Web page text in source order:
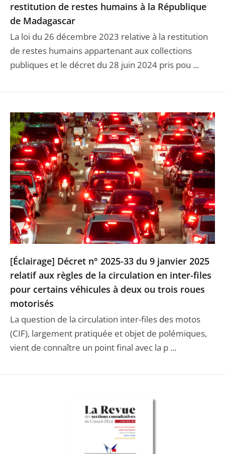
restitution de restes humains à la République
de Madagascar
La loi du 26 décembre 2023 relative à la restitution
de restes humains appartenant aux collections
publiques et le décret du 28 juin 2024 pris pou ...
[Éclairage] Décret n° 2025-33 du 9 janvier 2025
relatif aux règles de la circulation en inter-files
pour certains véhicules à deux ou trois roues
motorisés
La question de la circulation inter-files des motos
(CIF), largement pratiquée et objet de polémiques,
vient de connaître un point final avec la p ...